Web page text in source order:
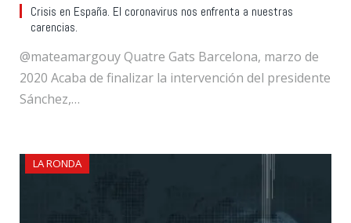
Crisis en España. El coronavirus nos enfrenta a nuestras
carencias.
@mateamargouy Quatre Gats Barcelona, marzo de
2020 Acaba de finalizar la intervención del presidente
Sánchez,…
LA RONDA